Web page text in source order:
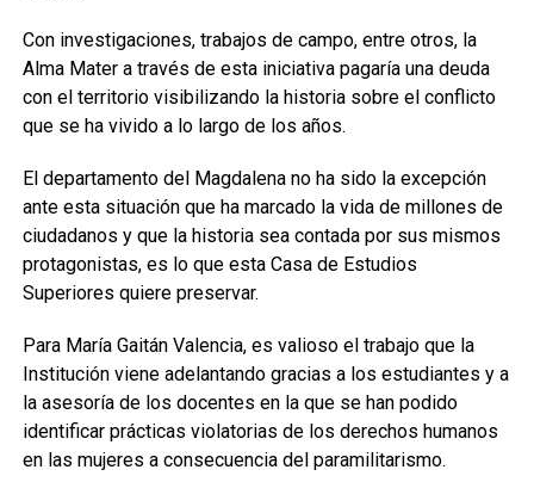
Con investigaciones, trabajos de campo, entre otros, la
Alma Mater a través de esta iniciativa pagaría una deuda
con el territorio visibilizando la historia sobre el conflicto
que se ha vivido a lo largo de los años.
El departamento del Magdalena no ha sido la excepción
ante esta situación que ha marcado la vida de millones de
ciudadanos y que la historia sea contada por sus mismos
protagonistas, es lo que esta Casa de Estudios
Superiores quiere preservar.
Para María Gaitán Valencia, es valioso el trabajo que la
Institución viene adelantando gracias a los estudiantes y a
la asesoría de los docentes en la que se han podido
identificar prácticas violatorias de los derechos humanos
en las mujeres a consecuencia del paramilitarismo.